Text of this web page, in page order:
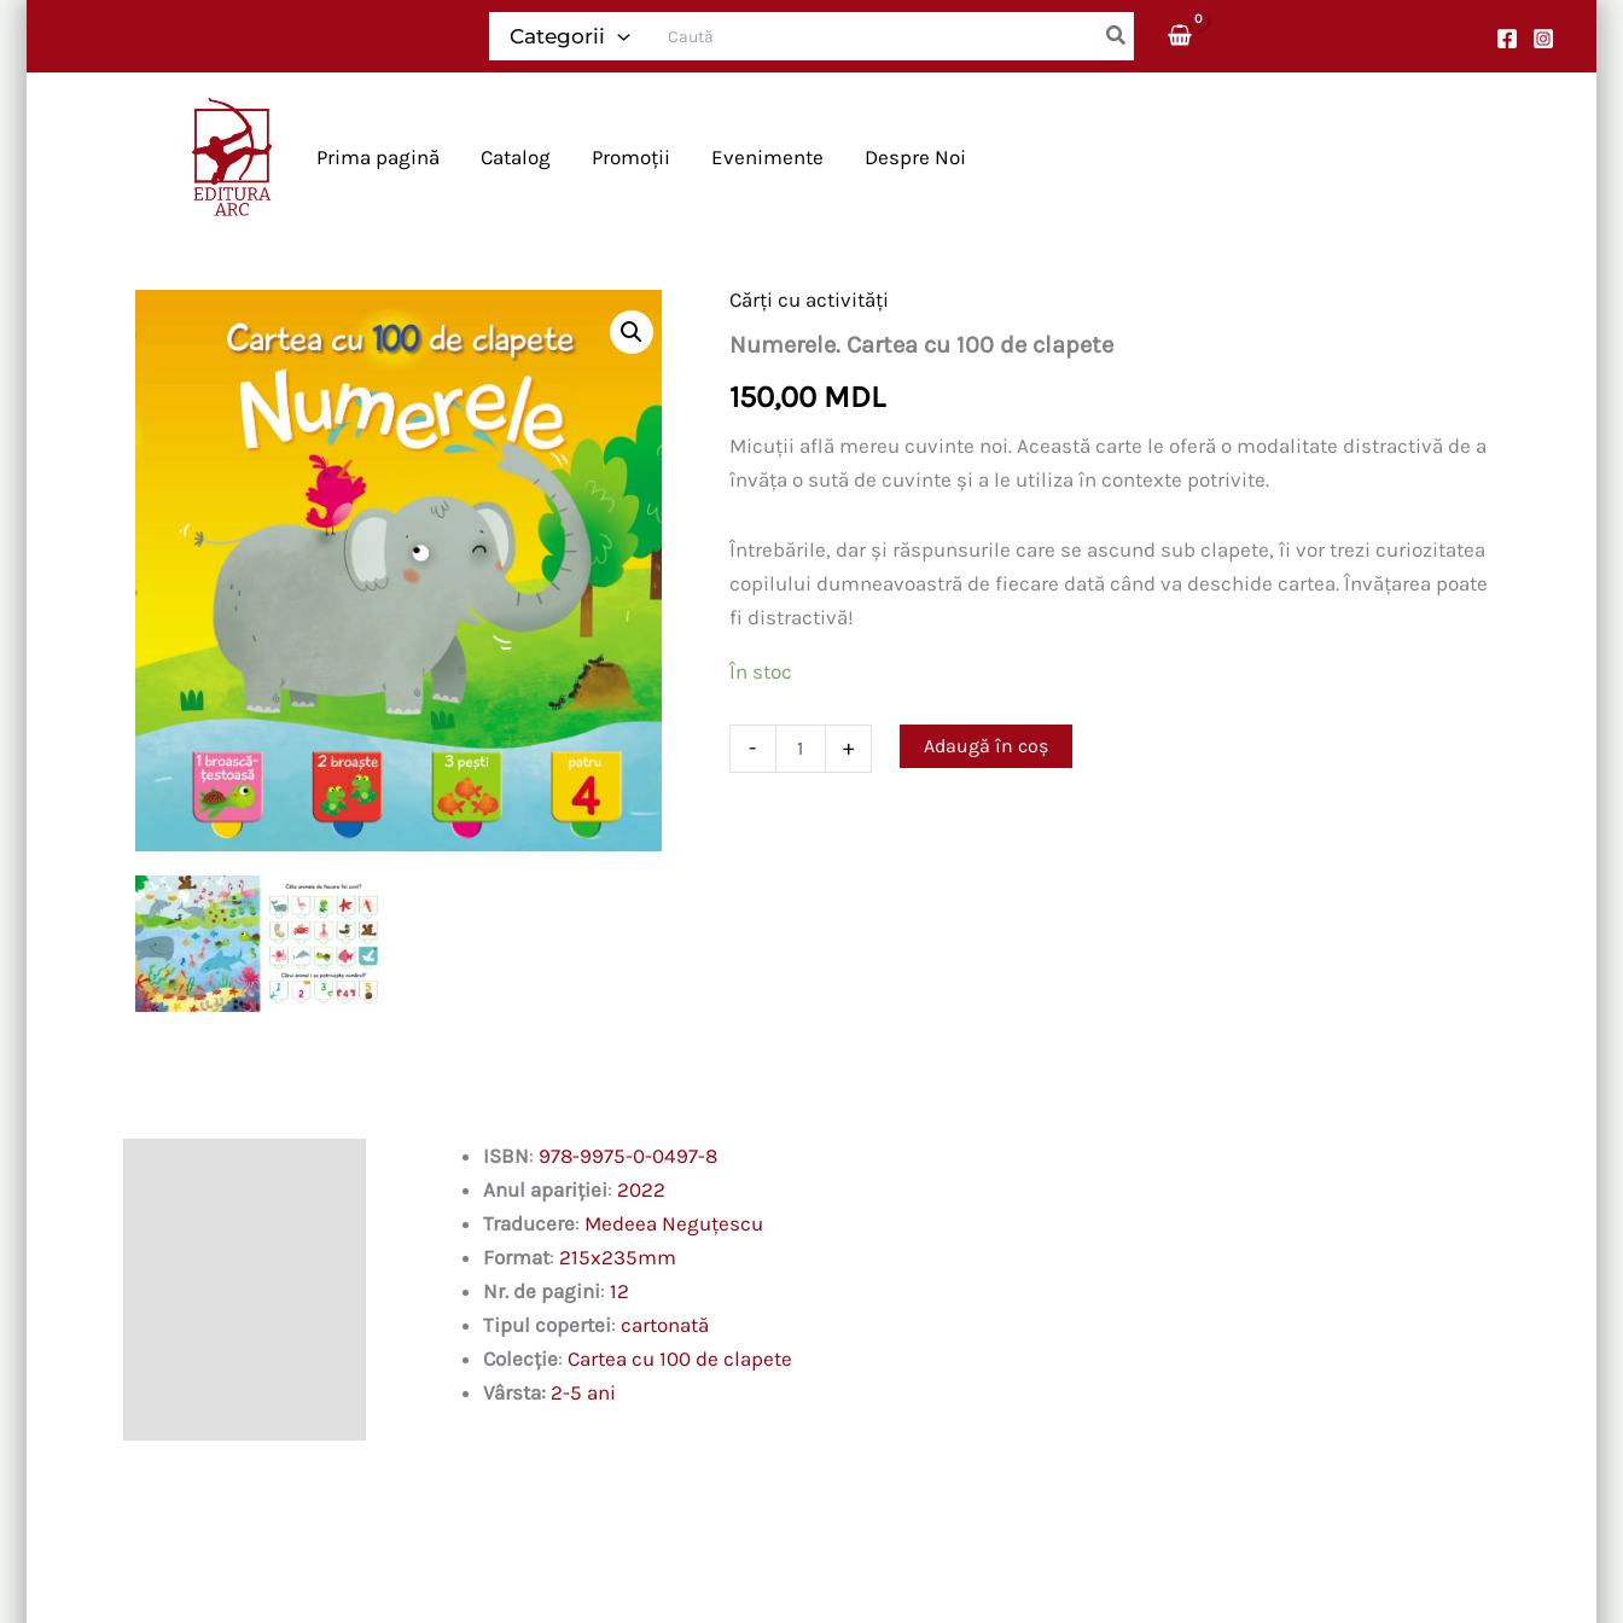
Categorii
for:
Prima pagină Catalog Promoții Evenimente Despre Noi
Cărți cu activități
Numerele. Cartea cu 100 de clapete
150,00 MDL
Micuții află mereu cuvinte noi. Această carte le oferă o modalitate distractivă de a
învăța o sută de cuvinte și a le utiliza în contexte potrivite.
Întrebările, dar și răspunsurile care se ascund sub clapete, îi vor trezi curiozitatea
copilului dumneavoastră de fiecare dată când va deschide cartea. Învățarea poate
fi distractivă!
În stoc
-
Numerele.
+ Adaugă în coș
ISBN: 978-9975-0-0497-8
Anul apariției: 2022
Traducere: Medeea Neguțescu
Format: 215x235mm
Nr. de pagini: 12
Tipul copertei: cartonată
Colecție: Cartea cu 100 de clapete
Vârsta: 2-5 ani